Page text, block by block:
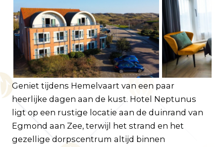
Veelgestelde vragen
Contact
Route
Geniet tijdens Hemelvaart van een paar
heerlijke dagen aan de kust. Hotel Neptunus
ligt op een rustige locatie aan de duinrand van
Egmond aan Zee, terwijl het strand en het
gezellige dorpscentrum altijd binnen